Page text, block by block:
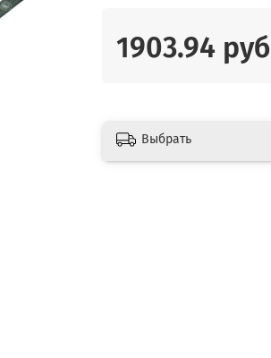
1903.94 руб
Выбрать